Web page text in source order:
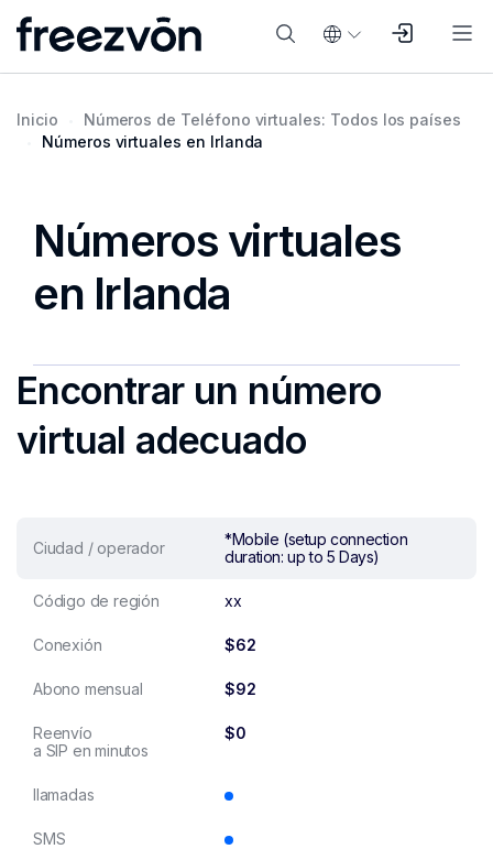
Inicio
Números de Teléfono virtuales: Todos los países
Números virtuales en Irlanda
Números virtuales
en Irlanda
Encontrar un número
virtual adecuado
Ciudad / operador
*Mobile (setup connection
duration: up to 5 Days)
Código de región xx
Conexión $62
Abono mensual $92
Reenvío
a SIP en minutos
$0
llamadas
SMS